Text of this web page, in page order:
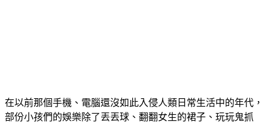
在以前那個手機、電腦還沒如此入侵人類日常生活中的年代，
部份小孩們的娛樂除了丟丟球、翻翻女生的裙子、玩玩鬼抓